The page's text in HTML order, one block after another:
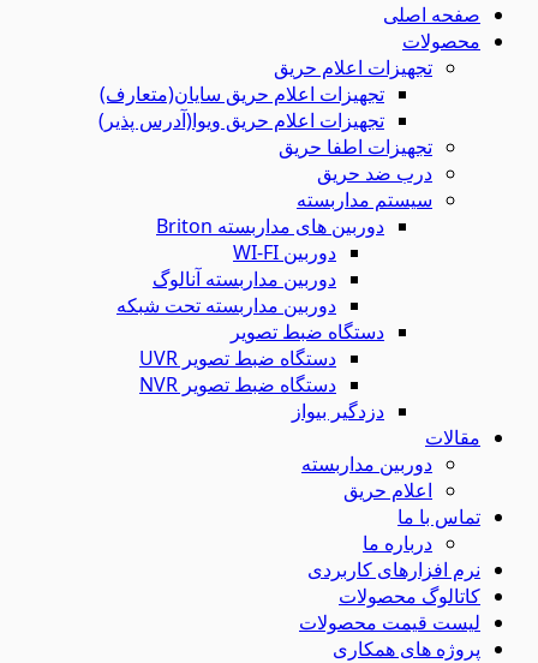
صفحه اصلی
محصولات
تجهیزات اعلام حریق
تجهیزات اعلام حریق سایان(متعارف)
تجهیزات اعلام حریق ویوا(آدرس پذیر)
تجهیزات اطفا حریق
درب ضد حریق
سیستم مداربسته
دوربین های مداربسته Briton
دوربین WI-FI
دوربین مداربسته آنالوگ
دوربین مداربسته تحت شبکه
دستگاه ضبط تصویر
دستگاه ضبط تصویر UVR
دستگاه ضبط تصویر NVR
دزدگیر بیواز
مقالات
دوربین مداربسته
اعلام حریق
تماس با ما
درباره ما
نرم افزارهای کاربردی
کاتالوگ محصولات
لیست قیمت محصولات
پروژه های همکاری